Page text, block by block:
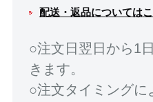
配送・返品については
○注文日翌日から1
きます。
○注文タイミングに